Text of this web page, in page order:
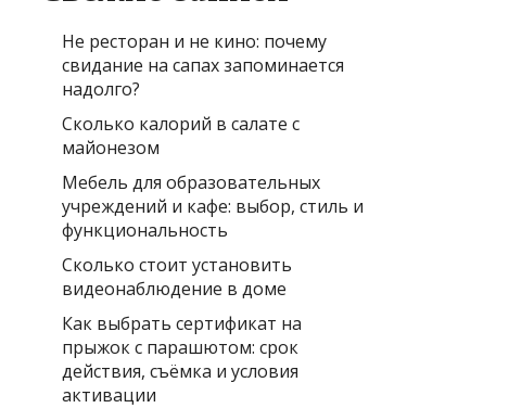
Не ресторан и не кино: почему
свидание на сапах запоминается
надолго?
Сколько калорий в салате с
майонезом
Мебель для образовательных
учреждений и кафе: выбор, стиль и
функциональность
Сколько стоит установить
видеонаблюдение в доме
Как выбрать сертификат на
прыжок с парашютом: срок
действия, съёмка и условия
активации